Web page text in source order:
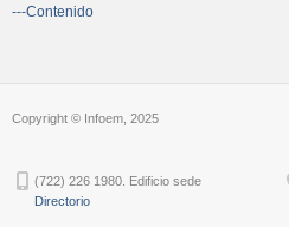
---Contenido
Copyright © Infoem, 2025
(722) 226 1980. Edificio sede
Directorio